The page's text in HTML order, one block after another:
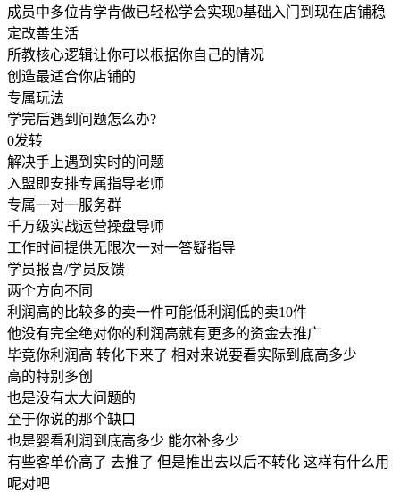
成员中多位肯学肯做已轻松学会实现0基础入门到现在店铺稳
定改善生活
所教核心逻辑让你可以根据你自己的情况
创造最适合你店铺的
专属玩法
学完后遇到问题怎么办?
0发转
解决手上遇到实时的问题
入盟即安排专属指导老师
专属一对一服务群
千万级实战运营操盘导师
工作时间提供无限次一对一答疑指导
学员报喜/学员反馈
两个方向不同
利润高的比较多的卖一件可能低利润低的卖10件
他没有完全绝对你的利润高就有更多的资金去推广
毕竟你利润高 转化下来了 相对来说要看实际到底高多少
高的特别多创
也是没有太大问题的
至于你说的那个缺口
也是婴看利润到底高多少 能尔补多少
有些客单价高了 去推了 但是推出去以后不转化 这样有什么用
呢对吧